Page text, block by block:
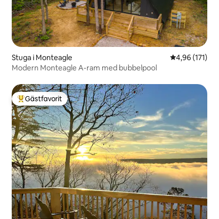
Stuga i Monteagle 4,96 av 5 i
4,96 (171)
Modern Monteagle A-ram med bubbelpool
Populär gästfavorit
Gästfavorit